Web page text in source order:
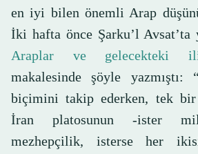
en iyi bilen önemli Arap
İki hafta önce Şarku’l Avsat’ta
Araplar ve gelecekteki
makalesinde şöyle yazmıştı:
biçimini takip ederken, tek bir
İran platosunun -ister
mezhepçilik, isterse her